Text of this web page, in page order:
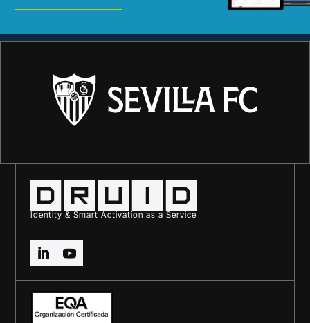
Identity & Smart Activation as a Service